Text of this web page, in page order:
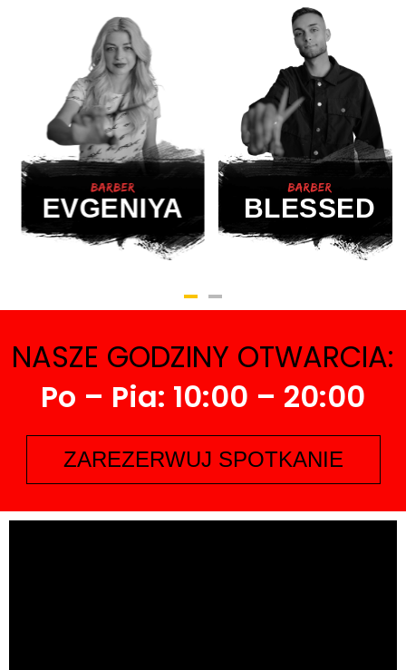
BARBER
BLESSED
BARBER
EVGENIYA
NASZE GODZINY OTWARCIA:
Po – Pia: 10:00 – 20:00
ZAREZERWUJ SPOTKANIE